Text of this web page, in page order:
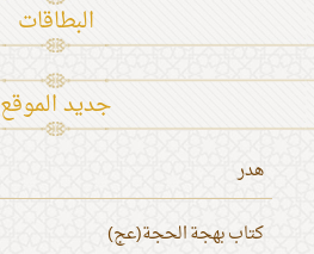
البطاقات
جديد الموقع
هدر
كتاب بهجة الحجة(عج)